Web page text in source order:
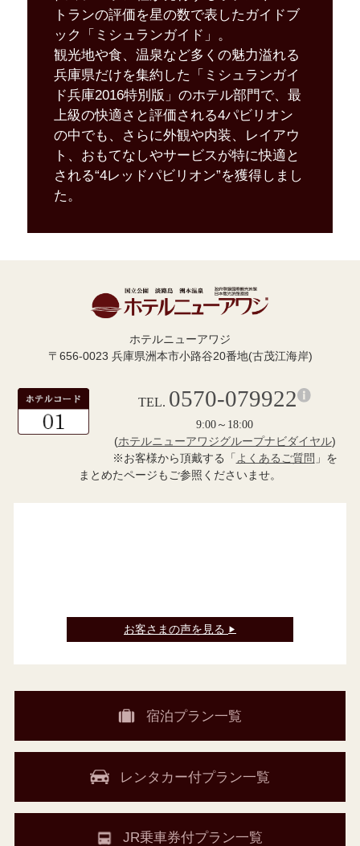
トランの評価を星の数で表したガイドブ
ック「ミシュランガイド」。
観光地や食、温泉など多くの魅力溢れる
兵庫県だけを集約した
「ミシュランガイ
ド兵庫2016特別版」のホテル部門で、最
上級の快適さと評価される4パビリオン
の中でも、さらに外観や内装、 レイアウ
ト、おもてなしやサービスが特に快適と
される“4レッドパビリオン”を獲得しまし
た。
ホテルニューアワジ
〒656-0023 兵庫県洲本市小路谷20番地(古茂江海岸)
TEL. 0570-079922
9:00～18:00
(ホテルニューアワジグループナビダイヤル)
※お客様から頂戴する「よくあるご質問 」を
まとめたページもご参照くださいませ。
お客さまの声を見る ▶
宿泊プラン一覧
レンタカー付プラン一覧
JR乗車券付プラン一覧